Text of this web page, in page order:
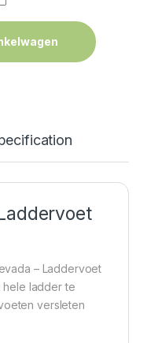
– Laddervoet
ladder te
versleten